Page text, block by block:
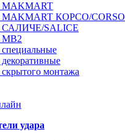
MAKMART
MAKMART КОРСО/CORSO
САЛИЧЕ/SALICE
MB2
монтажа
удара